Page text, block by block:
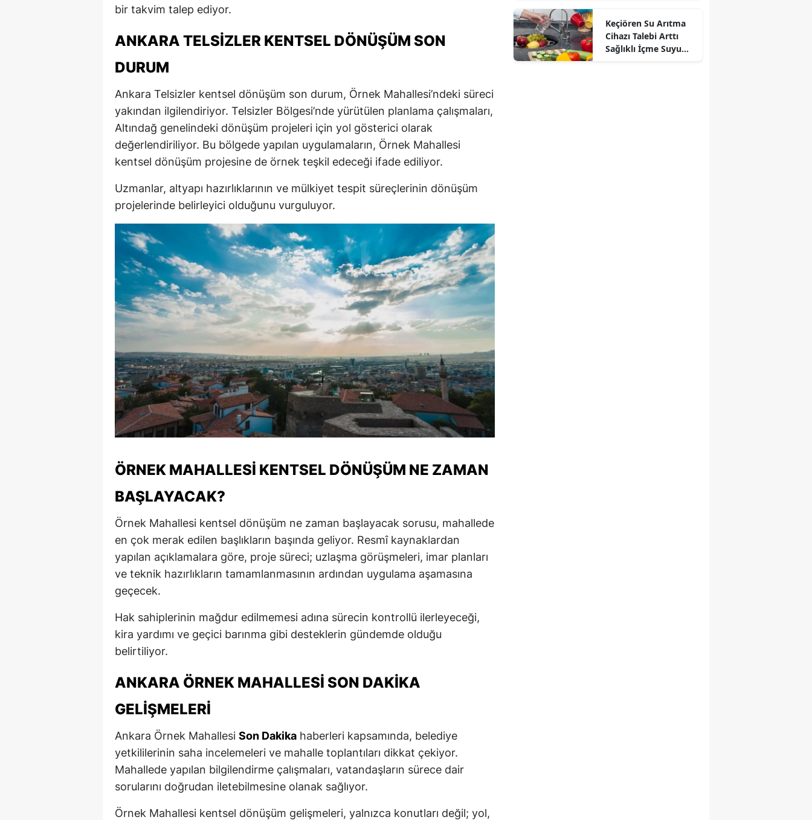
bir takvim talep ediyor.
ANKARA TELSIZLER KENTSEL DÖNÜŞÜM SON
DURUM
Ankara Telsizler kentsel dönüşüm son durum, Örnek Mahallesi’ndeki süreci
yakından ilgilendiriyor. Telsizler Bölgesi’nde yürütülen planlama çalışmaları,
Altındağ genelindeki dönüşüm projeleri için yol gösterici olarak
değerlendiriliyor. Bu bölgede yapılan uygulamaların, Örnek Mahallesi
kentsel dönüşüm projesine de örnek teşkil edeceği ifade ediliyor.
Uzmanlar, altyapı hazırlıklarının ve mülkiyet tespit süreçlerinin dönüşüm
projelerinde belirleyici olduğunu vurguluyor.
ÖRNEK MAHALLESI KENTSEL DÖNÜŞÜM NE ZAMAN
BAŞLAYACAK?
Örnek Mahallesi kentsel dönüşüm ne zaman başlayacak sorusu, mahallede
en çok merak edilen başlıkların başında geliyor. Resmî kaynaklardan
yapılan açıklamalara göre, proje süreci; uzlaşma görüşmeleri, imar planları
ve teknik hazırlıkların tamamlanmasının ardından uygulama aşamasına
geçecek.
Hak sahiplerinin mağdur edilmemesi adına sürecin kontrollü ilerleyeceği,
kira yardımı ve geçici barınma gibi desteklerin gündemde olduğu
belirtiliyor.
ANKARA ÖRNEK MAHALLESI SON DAKIKA
GELIŞMELERI
Ankara Örnek Mahallesi Son Dakika haberleri kapsamında, belediye
yetkililerinin saha incelemeleri ve mahalle toplantıları dikkat çekiyor.
Mahallede yapılan bilgilendirme çalışmaları, vatandaşların sürece dair
sorularını doğrudan iletebilmesine olanak sağlıyor.
Örnek Mahallesi kentsel dönüşüm gelişmeleri, yalnızca konutları değil; yol,
Keçiören Su Arıtma
Cihazı Talebi Arttı
Sağlıklı İçme Suyu